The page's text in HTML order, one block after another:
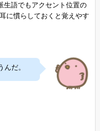
生語でもアクセント位置の
に慣らしておくと覚えやす
だ。